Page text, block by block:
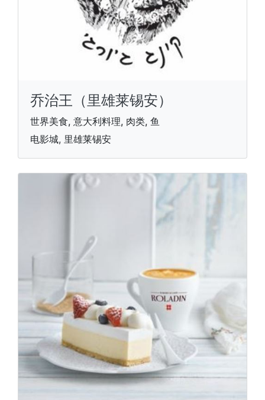
乔治王（里雄莱锡安）
世界美食, 意大利料理, 肉类, 鱼
电影城, 里雄莱锡安